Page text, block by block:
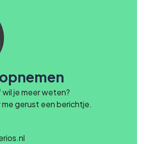
je meer weten?
me gerust een berichtje.